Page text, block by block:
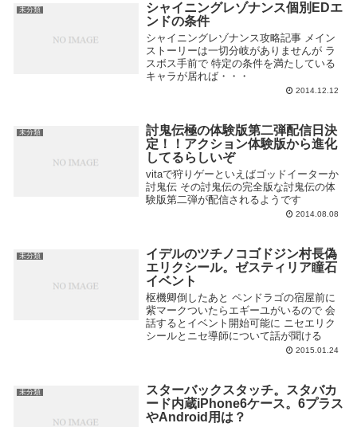
未分類
シャイニングレゾナンス個別EDエ
ンドの条件
シャイニングレゾナンス攻略記事 メイン
ストーリーは一切分岐がありませんが ラ
スボス手前で 特定の条件を満たしている
キャラが居れば・・・
2014.12.12
未分類
討鬼伝極の体験版第二弾配信日決
定！！アクション体験版から進化
してるらしいぞ
vitaで狩りゲーといえばゴッドイーターか
討鬼伝 その討鬼伝の完全版な討鬼伝の体
験版第二弾が配信されるようです
2014.08.08
未分類
イデルのツチノコゴドジン村長偽
エリクシール。ゼスティリア瞳石
イベント
枢機卿倒したあと ペンドラゴの宿屋前に
紫マークついたらエギーユがいるので 会
話するとイベント開始可能に ニセエリク
シールとニセ導師について話が聞ける
2015.01.24
未分類
スターバックスタッチ。スタバカ
ード内蔵iPhone6ケース。6プラス
やAndroid用は？